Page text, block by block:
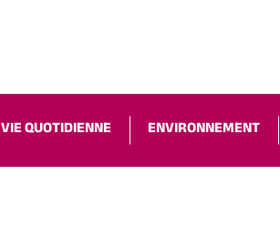
VIE QUOTIDIENNE ENVIRONNEMENT